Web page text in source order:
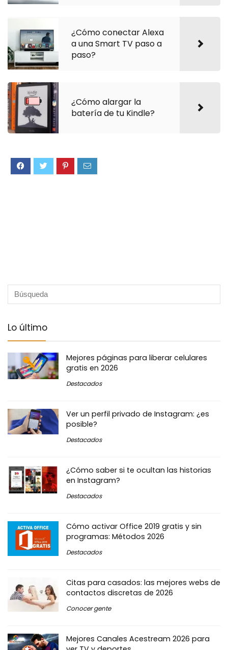
¿Cómo conectar Alexa
a una Smart TV paso a
paso?
¿Cómo alargar la
batería de tu Kindle?
Lo último
Mejores páginas para liberar celulares
gratis en 2026
Destacados
Ver un perfil privado de Instagram: ¿es
posible?
Destacados
¿Cómo saber si te ocultan las historias
en Instagram?
Destacados
Cómo activar Office 2019 gratis y sin
programas: Métodos 2026
Destacados
Citas para casados: las mejores webs de
contactos discretas de 2026
Conocer gente
Mejores Canales Acestream 2026 para